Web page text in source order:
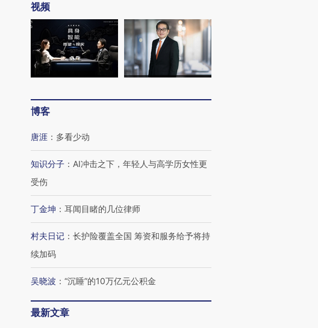
视频
博客
唐涯 ： 多看少动
知识分子 ： AI冲击之下，年轻人与高学历女性更
受伤
丁金坤 ： 耳闻目睹的几位律师
村夫日记 ： 长护险覆盖全国 筹资和服务给予将持
续加码
吴晓波 ： “沉睡”的10万亿元公积金
最新文章